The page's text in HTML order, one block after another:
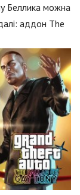
Беллика можна
аддон The